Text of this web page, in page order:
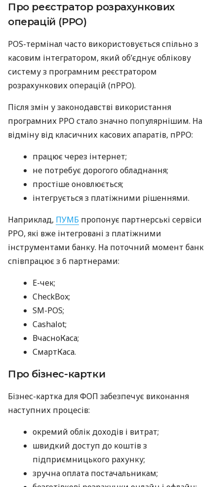
Про реєстратор розрахункових
операцій (РРО)
POS-термінал часто використовується спільно з
касовим інтегратором, який об’єднує облікову
систему з програмним реєстратором
розрахункових операцій (пРРО).
Після змін у законодавстві використання
програмних РРО стало значно популярнішим. На
відміну від класичних касових апаратів, пРРО:
працює через інтернет;
не потребує дорогого обладнання;
простіше оновлюється;
інтегрується з платіжними рішеннями.
Наприклад, ПУМБ пропонує партнерські сервіси
РРО, які вже інтегровані з платіжними
інструментами банку. На поточний момент банк
співпрацює з 6 партнерами:
E-чек;
CheckBox;
SM-POS;
Cashalot;
ВчасноКаса;
СмартКаса.
Про бізнес-картки
Бізнес-картка для ФОП забезпечує виконання
наступних процесів:
окремий облік доходів і витрат;
швидкий доступ до коштів з
підприємницького рахунку;
зручна оплата постачальникам;